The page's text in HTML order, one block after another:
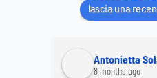
lascia una
Antonietta
8 months ago